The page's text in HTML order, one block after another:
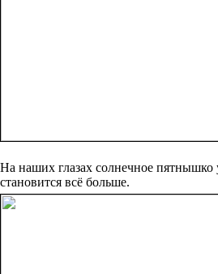
На наших глазах солнечное пятнышко
становится всё больше.